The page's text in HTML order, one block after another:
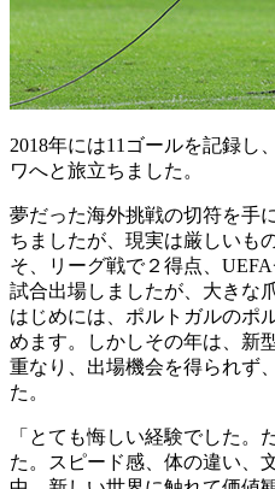
2018年には11ゴールを記録し
ワへと旅立ちました。
夢だった海外挑戦の切符を手
ちましたが、現実は厳しいも
そ、リーグ戦で２得点、
試合出場しましたが、大きな
はじめには、ポルトガルのポ
めます。しかしその年は、新
重なり、出場機会を得られず
た。
「とても悔しい経験でした。
た。スピード感、体の違い、